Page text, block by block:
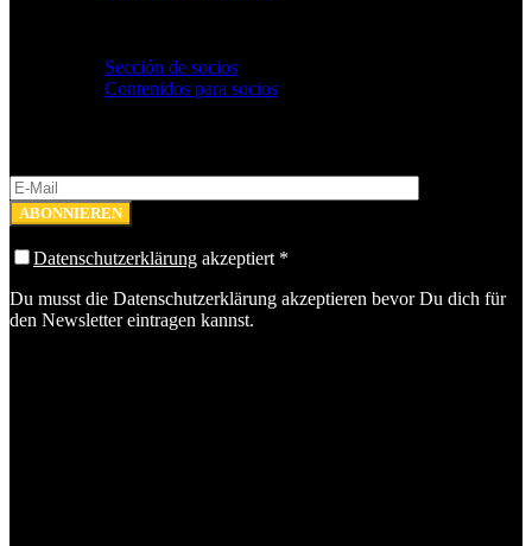
Sección de socios
Contenidos para socios
Datenschutzerklärung akzeptiert *
Du musst die Datenschutzerklärung akzeptieren bevor Du dich für
den Newsletter eintragen kannst.